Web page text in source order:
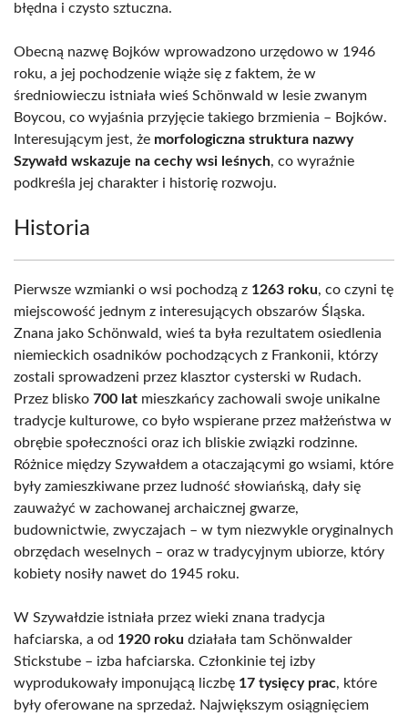
błędna i czysto sztuczna.
Obecną nazwę Bojków wprowadzono urzędowo w 1946
roku, a jej pochodzenie wiąże się z faktem, że w
średniowieczu istniała wieś Schönwald w lesie zwanym
Boycou, co wyjaśnia przyjęcie takiego brzmienia – Bojków.
Interesującym jest, że morfologiczna struktura nazwy
Szywałd wskazuje na cechy wsi leśnych, co wyraźnie
podkreśla jej charakter i historię rozwoju.
Historia
Pierwsze wzmianki o wsi pochodzą z 1263 roku, co czyni tę
miejscowość jednym z interesujących obszarów Śląska.
Znana jako Schönwald, wieś ta była rezultatem osiedlenia
niemieckich osadników pochodzących z Frankonii, którzy
zostali sprowadzeni przez klasztor cysterski w Rudach.
Przez blisko 700 lat mieszkańcy zachowali swoje unikalne
tradycje kulturowe, co było wspierane przez małżeństwa w
obrębie społeczności oraz ich bliskie związki rodzinne.
Różnice między Szywałdem a otaczającymi go wsiami, które
były zamieszkiwane przez ludność słowiańską, dały się
zauważyć w zachowanej archaicznej gwarze,
budownictwie, zwyczajach – w tym niezwykle oryginalnych
obrzędach weselnych – oraz w tradycyjnym ubiorze, który
kobiety nosiły nawet do 1945 roku.
W Szywałdzie istniała przez wieki znana tradycja
hafciarska, a od 1920 roku działała tam Schönwalder
Stickstube – izba hafciarska. Członkinie tej izby
wyprodukowały imponującą liczbę 17 tysięcy prac, które
były oferowane na sprzedaż. Największym osiągnięciem